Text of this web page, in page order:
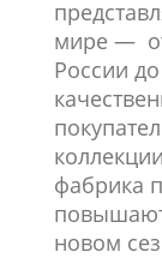
мире —
России
фабрика
новом